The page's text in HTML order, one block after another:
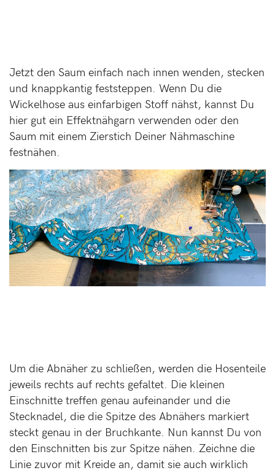
Jetzt den Saum einfach nach innen wenden, stecken
und knappkantig feststeppen. Wenn Du die
Wickelhose aus einfarbigen Stoff nähst, kannst Du
hier gut ein Effektnähgarn verwenden oder den
Saum mit einem Zierstich Deiner Nähmaschine
festnähen.
Um die Abnäher zu schließen, werden die Hosenteile
jeweils rechts auf rechts gefaltet. Die kleinen
Einschnitte treffen genau aufeinander und die
Stecknadel, die die Spitze des Abnähers markiert
steckt genau in der Bruchkante. Nun kannst Du von
den Einschnitten bis zur Spitze nähen. Zeichne die
Linie zuvor mit Kreide an, damit sie auch wirklich